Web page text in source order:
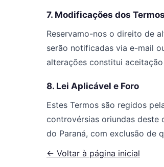
7. Modificações dos Termos
Reservamo-nos o direito de
serão notificadas via e-mail
alterações constitui
8. Lei Aplicável e Foro
Estes Termos são regidos
controvérsias oriundas deste
do Paraná, com exclusão de
← Voltar à página inicial